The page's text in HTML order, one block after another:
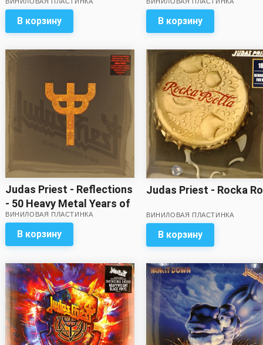
В корзину В корзину
Judas Priest - Reflections
- 50 Heavy Metal Years of
Music (2 LP, red vinyl)
ВИНИЛОВАЯ ПЛАСТИНКА
В корзину
Judas Priest - Rocka
ВИНИЛОВАЯ ПЛАСТИНКА
В корзину